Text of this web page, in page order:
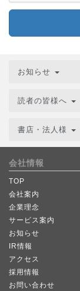
お知らせ
読者の皆様へ
書店・法人様
会社情報
TOP
会社案内
企業理念
サービス案内
お知らせ
IR情報
アクセス
採用情報
お問い合わせ